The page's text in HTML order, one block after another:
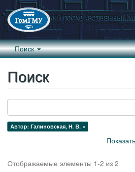
Поиск
Поиск
Автор: Галиновская, Н. В. ×
Отображаемые элементы 1-2 из 2